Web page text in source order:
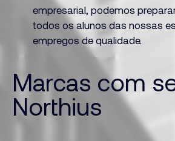
empresarial, podemos
todos os alunos das nossas
empregos de qualidade.
Marcas com
Northius